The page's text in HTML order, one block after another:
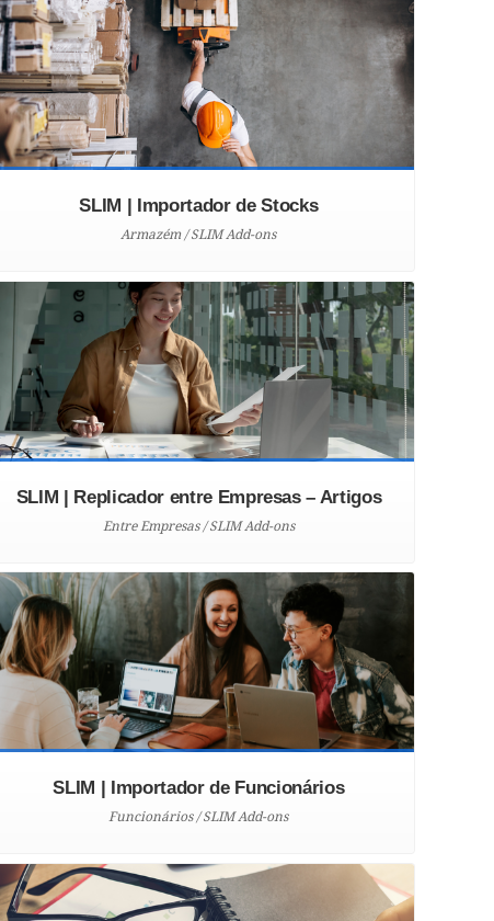
SLIM | Importador de Stocks
Armazém / SLIM Add-ons
SLIM | Replicador entre Empresas – Artigos
Entre Empresas / SLIM Add-ons
SLIM | Importador de Funcionários
Funcionários / SLIM Add-ons